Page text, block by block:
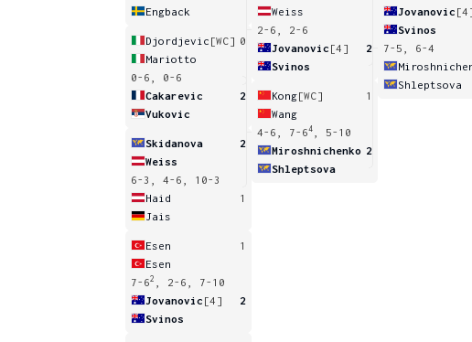
Engback
Djordjevic [WC] 0
Mariotto
0-6, 0-6
Cakarevic
2
Vukovic
Skidanova
2
Weiss
6-3, 4-6, 10-3
Haid
1
Jais
Esen
1
Esen
7-62
, 2-6, 7-10
Jovanovic [4]
2
Svinos
Weiss
2-6, 2-6
Jovanovic [4]
2
Svinos
Kong[WC]
1
Wang
4-6, 7-64
, 5-10
Miroshnichenko 2
Shleptsova
Jovanovic
Svinos
7-5, 6-4
Shleptsova